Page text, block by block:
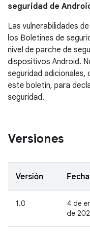
seguridad de
Las vulnerabilidades
los Boletines de
nivel de parche de
dispositivos Android.
seguridad adicionales,
este boletín, para
seguridad.
Versiones
Versión Fecha
1.0
4 de
de